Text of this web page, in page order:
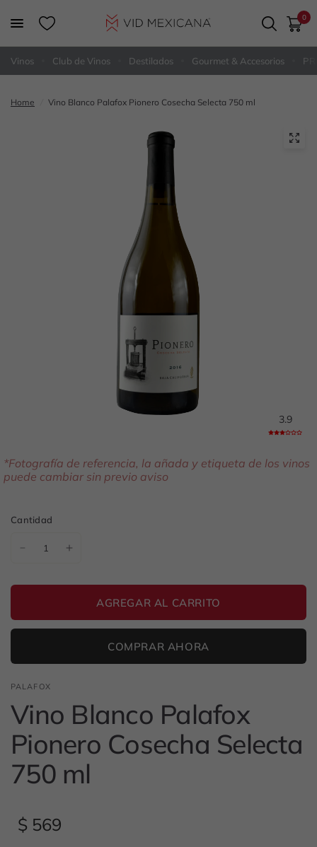
0
Vinos Club de Vinos Destilados Gourmet & Accesorios
Home Vino Blanco Palafox Pionero Cosecha Selecta 750 ml
3.9
*Fotografía de referencia, la añada y etiqueta de los vinos
puede cambiar sin previo aviso
Cantidad
AGREGAR AL CARRITO
COMPRAR AHORA
PALAFOX
Vino Blanco Palafox
Pionero Cosecha Selecta
750 ml
$ 569